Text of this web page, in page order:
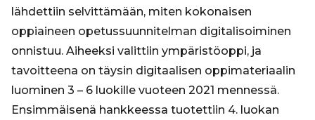
lähdettiin selvittämään, miten kokonaisen
oppiaineen opetussuunnitelman digitalisoiminen
onnistuu. Aiheeksi valittiin ympäristöoppi, ja
tavoitteena on täysin digitaalisen oppimateriaalin
luominen 3 – 6 luokille vuoteen 2021 mennessä.
Ensimmäisenä hankkeessa tuotettiin 4. luokan